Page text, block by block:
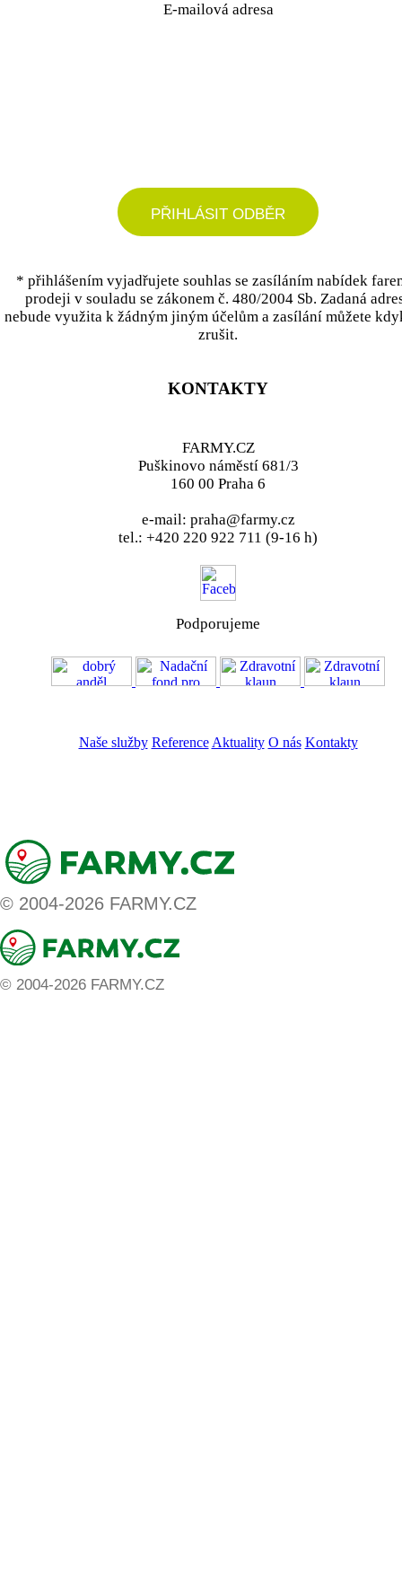
E-mailová adresa
PŘIHLÁSIT ODBĚR
* přihlášením vyjadřujete souhlas se zasíláním nabídek
prodeji v souladu se zákonem č. 480/2004 Sb. Zadaná
nebude využita k žádným jiným účelům a zasílání můžete
zrušit.
KONTAKTY
FARMY.CZ
Puškinovo náměstí 681/3
160 00 Praha 6
e-mail: praha@farmy.cz
tel.: +420 220 922 711 (9-16 h)
Podporujeme
Naše služby Reference Aktuality O nás Kontakty
© 2004-2026 FARMY.CZ
© 2004-2026 FARMY.CZ